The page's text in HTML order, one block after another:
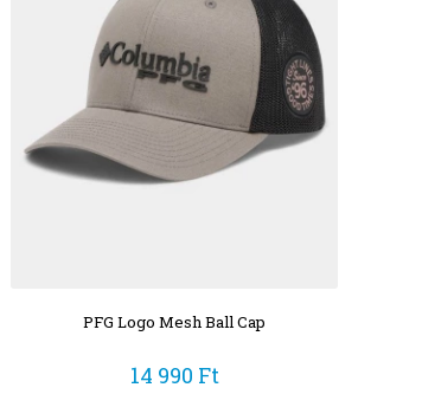
PFG Logo Mesh Ball Cap
14 990 Ft